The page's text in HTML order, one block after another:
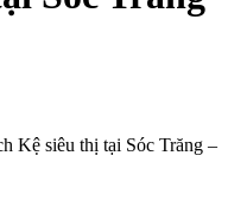
Kệ siêu thị tại Sóc Trăng –